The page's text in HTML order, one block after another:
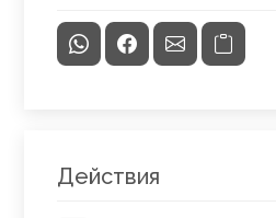
Действия